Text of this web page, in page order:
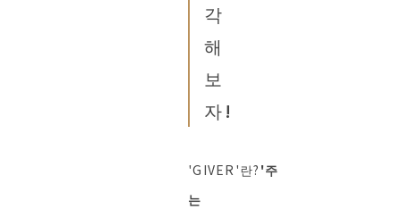
각
해
보
자!
'GIVER'란? '주
는